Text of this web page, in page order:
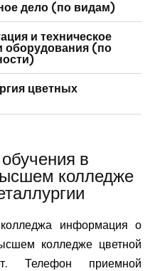
дело (по видам)
и техническое
оборудования (по
цветных
в
колледже
информация о
колледже цветной
Телефон приемной